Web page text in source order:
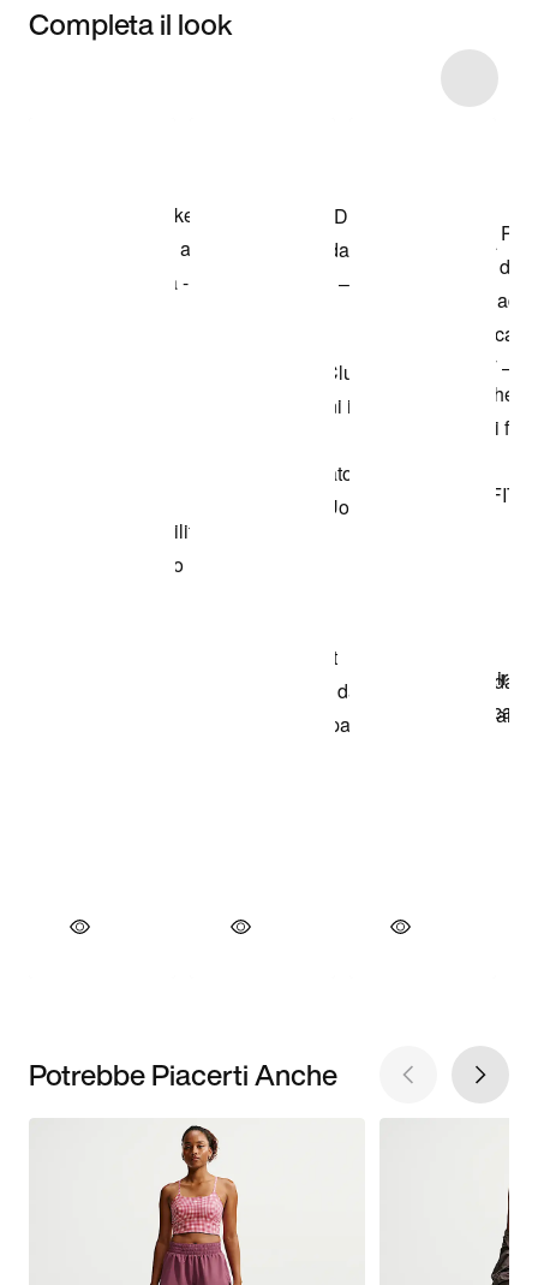
Completa il look
Potrebbe Piacerti Anche